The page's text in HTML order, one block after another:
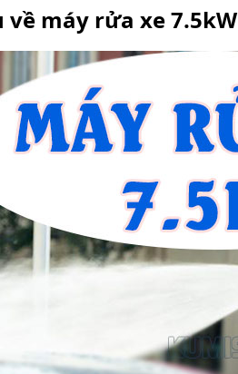
về máy rửa xe 7.5kW